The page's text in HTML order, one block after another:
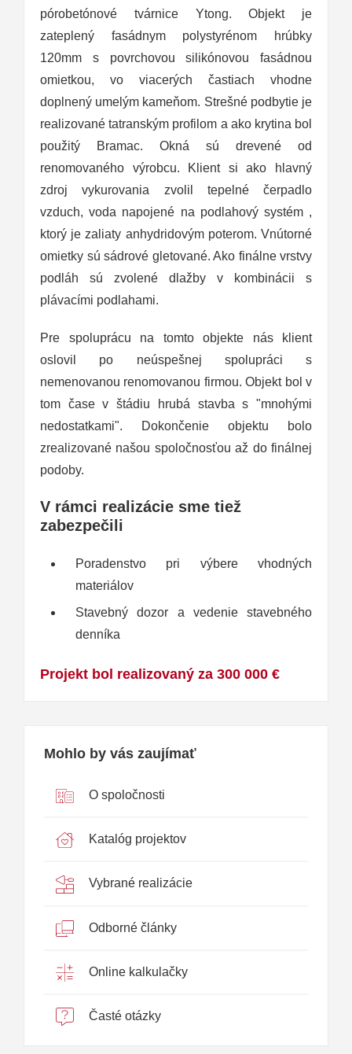
pórobetónové tvárnice Ytong. Objekt je
zateplený fasádnym polystyrénom hrúbky
120mm s povrchovou silikónovou fasádnou
omietkou, vo viacerých častiach vhodne
doplnený umelým kameňom. Strešné podbytie je
realizované tatranským profilom a ako krytina bol
použitý Bramac. Okná sú drevené od
renomovaného výrobcu. Klient si ako hlavný
zdroj vykurovania zvolil tepelné čerpadlo
vzduch, voda napojené na podlahový systém ,
ktorý je zaliaty anhydridovým poterom. Vnútorné
omietky sú sádrové gletované. Ako finálne vrstvy
podláh sú zvolené dlažby v kombinácii s
plávacími podlahami.
Pre spoluprácu na tomto objekte nás klient
oslovil po neúspešnej spolupráci s
nemenovanou renomovanou firmou. Objekt bol v
tom čase v štádiu hrubá stavba s "mnohými
nedostatkami". Dokončenie objektu bolo
zrealizované našou spoločnosťou až do finálnej
podoby.
V rámci realizácie sme tiež
zabezpečili
Poradenstvo pri výbere vhodných
materiálov
Stavebný dozor a vedenie stavebného
denníka
Projekt bol realizovaný za 300 000 €
Mohlo by vás zaujímať
O spoločnosti
Katalóg projektov
Vybrané realizácie
Odborné články
Online kalkulačky
Časté otázky